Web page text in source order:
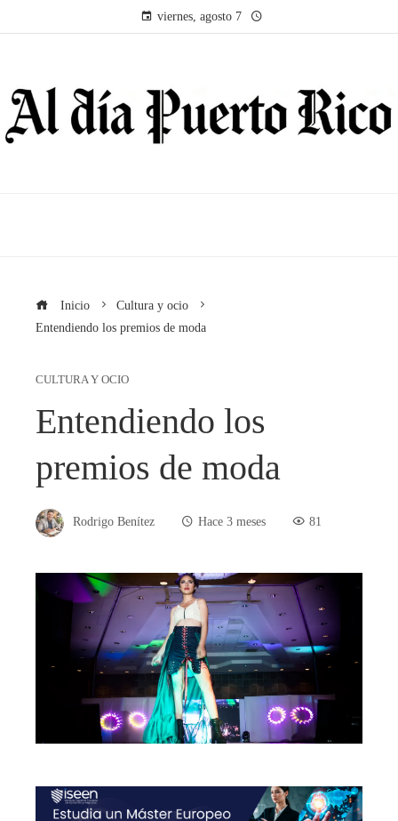
viernes, agosto 7
Inicio
Cultura y ocio
Entendiendo los premios de moda
CULTURA Y OCIO
Entendiendo los
premios de moda
Rodrigo Benítez Hace 3 meses 81